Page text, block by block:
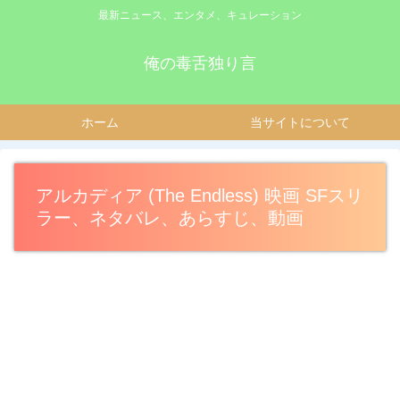
最新ニュース、エンタメ、キュレーション
俺の毒舌独り言
ホーム 当サイトについて
アルカディア (The Endless) 映画 SFスリ
ラー、ネタバレ、あらすじ、動画